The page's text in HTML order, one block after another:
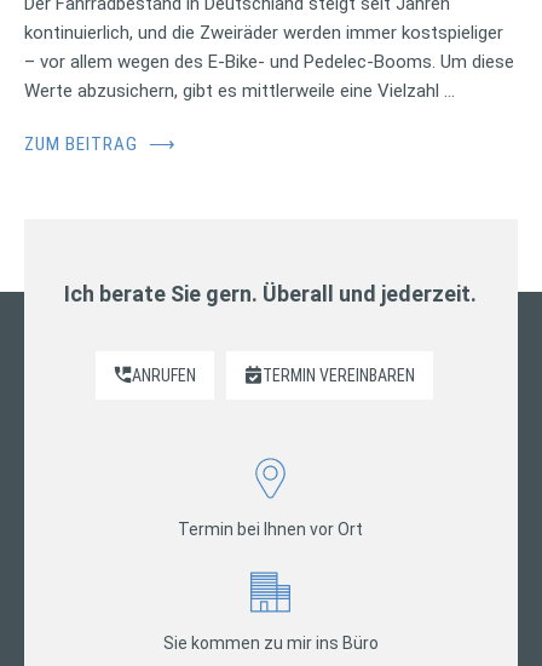
kontinuierlich, und die Zweiräder werden immer kostspieliger
– vor allem wegen des E-Bike- und Pedelec-Booms. Um diese
Werte abzusichern, gibt es mittlerweile eine Vielzahl …
ZUM BEITRAG ⟶
Ich berate Sie gern. Überall und jederzeit.
ANRUFEN TERMIN VEREINBAREN
Termin bei Ihnen vor Ort
Sie kommen zu mir ins Büro